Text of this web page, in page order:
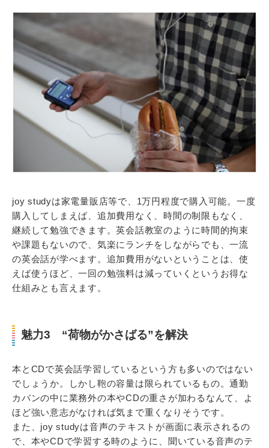
joy studyは家電量販店等で、1万円程度で購入可能。一度
購入してしまえば、追加費用なく、時間の制限もなく、
継続して勉強できます。英会話教室のように時間的拘束
や課題もないので、気楽にランチをしながらでも、一流
の英会話が学べます。追加費用がないということは、使
えば使うほど、一回の勉強料は減っていくというお得な
仕組みとも言えます。
魅力3 “荷物がかさばる”を解決
本とCDで英会話学習しているという方も多いのではない
でしょうか。しかし鞄の容量は限られているもの。通勤
カバンの中に業務外の本やCDの重さが加わるなんて、よ
ほど強い意志がなければ気まで重くなりそうです。
また、joy studyは音声のテキストが画面に表示されるの
で、本やCDで学習する時のように、聞いている音声のテ